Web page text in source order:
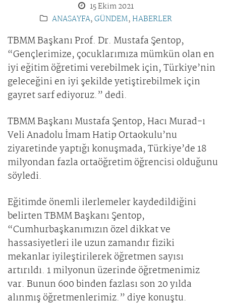
15 Ekim 2021
ANASAYFA,GÜNDEM,HABERLER
TBMM Başkanı Prof. Dr. Mustafa Şentop,
“Gençlerimize, çocuklarımıza mümkün olan en
iyi eğitim öğretimi verebilmek için, Türkiye’nin
geleceğini en iyi şekilde yetiştirebilmek için
gayret sarf ediyoruz.” dedi.
TBMM Başkanı Mustafa Şentop, Hacı Murad-ı
Veli Anadolu İmam Hatip Ortaokulu’nu
ziyaretinde yaptığı konuşmada, Türkiye’de 18
milyondan fazla ortaöğretim öğrencisi olduğunu
söyledi.
Eğitimde önemli ilerlemeler kaydedildiğini
belirten TBMM Başkanı Şentop,
“Cumhurbaşkanımızın özel dikkat ve
hassasiyetleri ile uzun zamandır fiziki
mekanlar iyileştirilerek öğretmen sayısı
artırıldı. 1 milyonun üzerinde öğretmenimiz
var. Bunun 600 binden fazlası son 20 yılda
alınmış öğretmenlerimiz.” diye konuştu.